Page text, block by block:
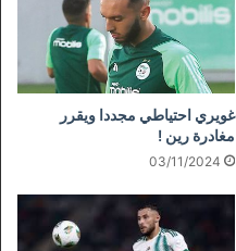
غويري احتياطي مجددا ويقرر
مغادرة رين !
03/11/2024